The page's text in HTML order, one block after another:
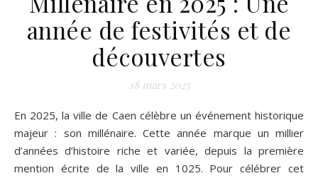
année de festivités et de
découvertes
18 mars 2025
En 2025, la ville de Caen célèbre un événement historique
majeur : son millénaire. Cette année marque un millier
d’années d’histoire riche et variée, depuis la première
mention écrite de la ville en 1025. Pour célébrer cet